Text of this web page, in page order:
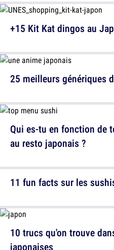
+15 Kit Kat dingos au
Qui es-tu en fonction de
au resto japonais ?
10 trucs qu'on trouve
japonaises
25 meilleurs génériques
11 fun facts sur les